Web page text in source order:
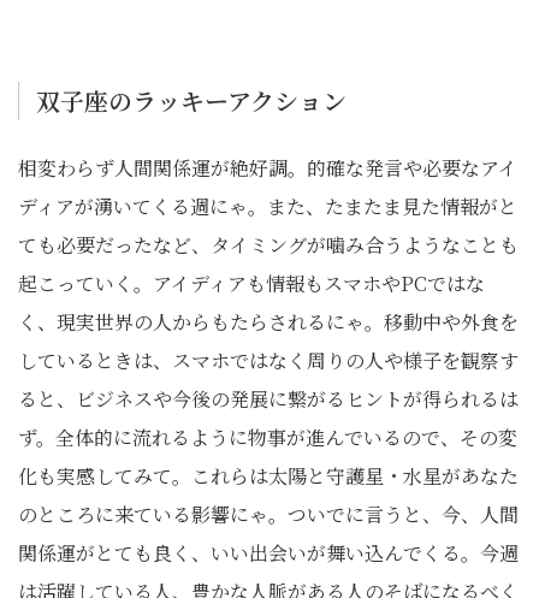
双子座のラッキーアクション
相変わらず人間関係運が絶好調。的確な発言や必要なアイ
ディアが湧いてくる週にゃ。また、たまたま見た情報がと
ても必要だったなど、タイミングが噛み合うようなことも
起こっていく。アイディアも情報もスマホやPCではな
く、現実世界の人からもたらされるにゃ。移動中や外食を
しているときは、スマホではなく周りの人や様子を観察す
ると、ビジネスや今後の発展に繋がるヒントが得られるは
ず。全体的に流れるように物事が進んでいるので、その変
化も実感してみて。これらは太陽と守護星・水星があなた
のところに来ている影響にゃ。ついでに言うと、今、人間
関係運がとても良く、いい出会いが舞い込んでくる。今週
は活躍している人、豊かな人脈がある人のそばになるべく